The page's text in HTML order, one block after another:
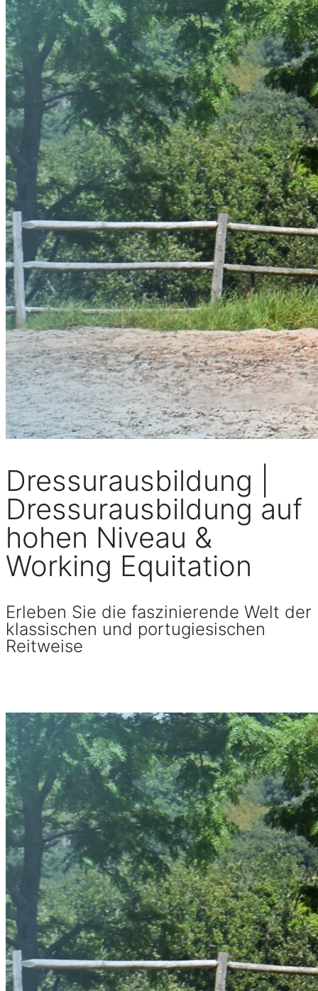
Dressurausbildung |
Dressurausbildung auf
hohen Niveau &
Working Equitation
Erleben Sie die faszinierende Welt der
klassischen und portugiesischen
Reitweise